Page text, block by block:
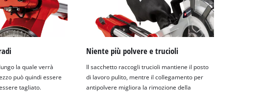
la quale verrà
può quindi essere
tagliato.
Niente più polvere e trucioli
Il sacchetto raccogli trucioli mantiene il posto
di lavoro pulito, mentre il collegamento per
antipolvere migliora la rimozione della